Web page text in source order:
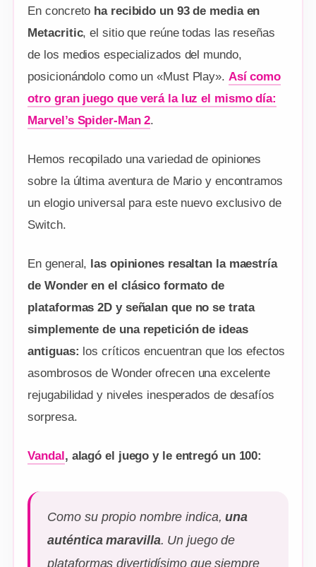
En concreto ha recibido un 93 de media en
Metacritic, el sitio que reúne todas las reseñas
de los medios especializados del mundo,
posicionándolo como un «Must Play». Así como
otro gran juego que verá la luz el mismo día:
Marvel’s Spider-Man 2.
Hemos recopilado una variedad de opiniones
sobre la última aventura de Mario y encontramos
un elogio universal para este nuevo exclusivo de
Switch.
En general, las opiniones resaltan la maestría
de Wonder en el clásico formato de
plataformas 2D y señalan que no se trata
simplemente de una repetición de ideas
antiguas: los críticos encuentran que los efectos
asombrosos de Wonder ofrecen una excelente
rejugabilidad y niveles inesperados de desafíos
sorpresa.
Vandal, alagó el juego y le entregó un 100:
Como su propio nombre indica,una
auténtica maravilla. Un juego de
plataformas divertidísimo que siempre